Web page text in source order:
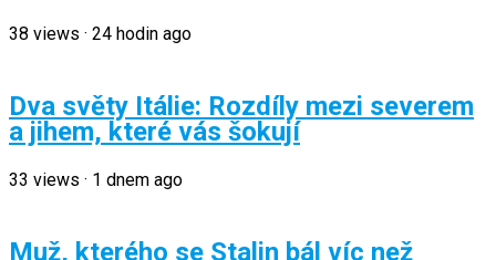
38 views · 24 hodin ago
Dva světy Itálie: Rozdíly mezi severem
a jihem, které vás šokují
33 views · 1 dnem ago
Muž, kterého se Stalin bál víc než